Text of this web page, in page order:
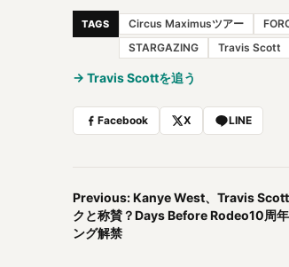
TAGS Circus Maximusツアー
STARGAZING
Travis Scott
→ Travis Scottを追う
Facebook X LINE
Previous: Kanye West、Travis Scott
クと称賛？Days Before Rodeo10周
ング解禁